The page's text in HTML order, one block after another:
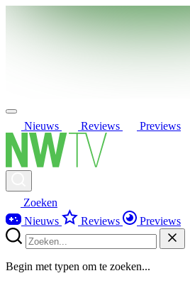
Nieuws Reviews Previews
Zoeken
Nieuws
Reviews Previews
Begin met typen om te zoeken...